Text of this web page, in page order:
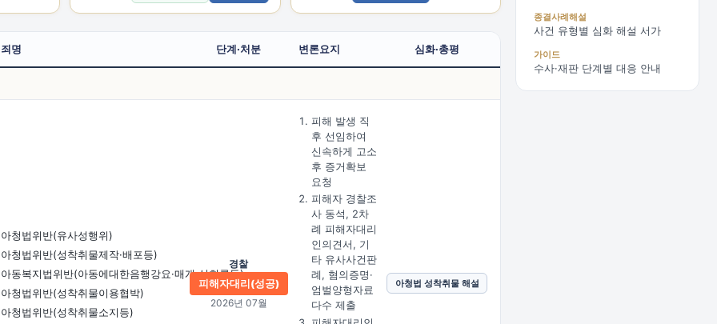
죄명 단계·처분 변론요지 심화·총평
아청법위반(유사성행위)
아청법위반(성착취물제작·배포등)
아동복지법위반(아동에대한음행강요·매개·성희롱등)
아청법위반(성착취물이용협박)
아청법위반(성착취물소지등)
경찰
피해자대리(성공)
2026년 07월
피해 발생 직
후 선임하여
신속하게 고소
후 증거확보
요청
피해자 경찰조
사 동석, 2차
례 피해자대리
인의견서, 기
타 유사사건판
례, 혐의증명·
엄벌양형자료
다수 제출
아청법 성착취물 해설
종결사례해설
사건 유형별 심화 해설 서가
가이드
수사·재판 단계별 대응 안내